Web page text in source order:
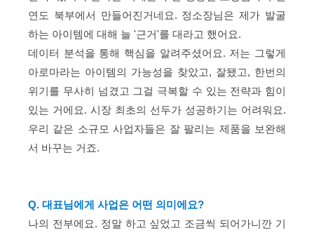
연도 북부에서 만들어진거네요. 정소장님은 제가 발굴
하는 아이템에 대해 늘 '근거'를 대라고 했어요.
데이터 분석을 통해 핵심을 알려주셨어요. 저는 그렇게
아로마라는 아이템의 가능성을 찾았고, 잘됐고, 한번의
위기를 무사히 넘겼고 그걸 극복할 수 있는 전략과 힘이
있는 거에요. 시장 최초의 선두가 성공하기는 어려워요.
우리 같은 소규모 사업자들은 잘 팔리는 제품을 보완해
서 바꾸는 거죠.
Q. 대표님에게 사업은 어떤 의미에요?
나의 전부에요. 정말 하고 싶었고 조금씩 되어가니깐 기